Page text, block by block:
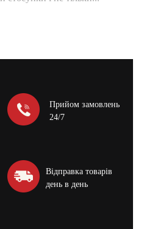
Прийом замовлень
24/7
Відправка товарів
день в день